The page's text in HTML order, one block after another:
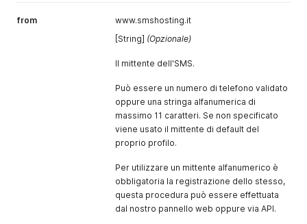
messaggio. Viene
valorizzato ad
inserito correttamente, a
contrario.
statusDetail - nel caso il
messaggio non venga
inserito (status =
messaggio esplicativo
dell'errore avvenuto. I
possibili valori sono:
from
www.smshosting.it
[String] (Opzionale)
Il mittente dell'SMS.
Può essere un numero di telefono validato
oppure una stringa alfanumerica di
massimo 11 caratteri. Se non specificato
viene usato il mittente di default del
proprio profilo.
Per utilizzare un mittente alfanumerico è
obbligatoria la registrazione dello stesso,
questa procedura può essere effettuata
dal nostro pannello web oppure via API.